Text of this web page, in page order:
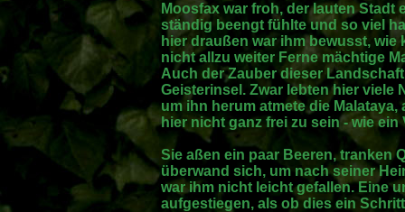
Moosfax war froh, der lauten Stadt
ständig beengt fühlte und so viel
hier draußen war ihm bewusst,
nicht allzu weiter Ferne mächtige
Auch der Zauber dieser
Geisterinsel. Zwar lebten hier viele
um ihn herum atmete die
hier nicht ganz frei zu sein - wie
Sie aßen ein paar Beeren, tranken
überwand sich, um nach seiner
war ihm nicht leicht gefallen. Eine
aufgestiegen, als ob dies ein